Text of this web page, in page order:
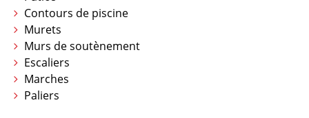
Contours de piscine
Murets
Murs de soutènement
Escaliers
Marches
Paliers